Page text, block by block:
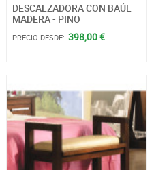
DESCALZADORA CON BAÚL
MADERA - PINO
PRECIO DESDE: 398,00 €